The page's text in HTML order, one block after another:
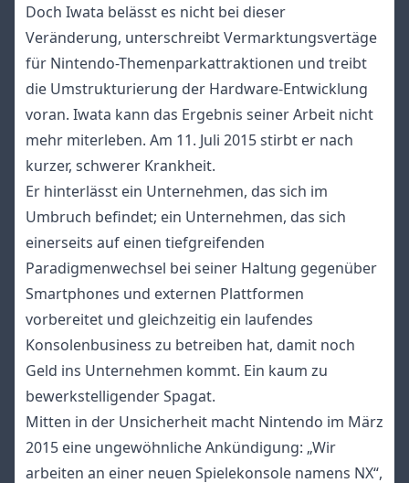
Doch Iwata belässt es nicht bei dieser
Veränderung, unterschreibt Vermarktungsvertäge
für Nintendo-Themenparkattraktionen und treibt
die Umstrukturierung der Hardware-Entwicklung
voran. Iwata kann das Ergebnis seiner Arbeit nicht
mehr miterleben. Am 11. Juli 2015 stirbt er nach
kurzer, schwerer Krankheit.
Er hinterlässt ein Unternehmen, das sich im
Umbruch befindet; ein Unternehmen, das sich
einerseits auf einen tiefgreifenden
Paradigmenwechsel bei seiner Haltung gegenüber
Smartphones und externen Plattformen
vorbereitet und gleichzeitig ein laufendes
Konsolenbusiness zu betreiben hat, damit noch
Geld ins Unternehmen kommt. Ein kaum zu
bewerkstelligender Spagat.
Mitten in der Unsicherheit macht Nintendo im März
2015 eine ungewöhnliche Ankündigung: „Wir
arbeiten an einer neuen Spielekonsole namens NX“,